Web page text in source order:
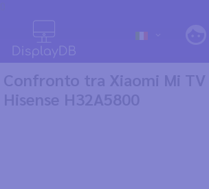
Confronto tra Xiaomi Mi TV
Hisense H32A5800